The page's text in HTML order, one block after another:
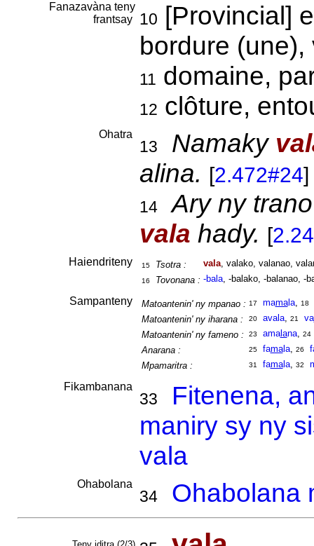
Fanazavàna teny
frantsay
10 [Provincial]
bordure
11 domaine,
12 clôture,
Ohatra
13 Namaky
alina. [2.472#24]
14
Ary ny
vala hady. [
Haiendriteny 15 Tsotra : vala, valako, valanao,
16 Tovonana : -bala, -balako, -balanao, -
Sampanteny Matoantenin' ny mpanao : 17 mamala, 18
Matoantenin' ny iharana : 20 avala, 21 va
Matoantenin' ny fameno :
23 amalana, 24
Anarana : 25 famala, 26
Mpamaritra :
31 famala, 32
Fikambanana
33
Fitenena,
maniry sy ny
vala
Ohabolana
34 Ohabolana